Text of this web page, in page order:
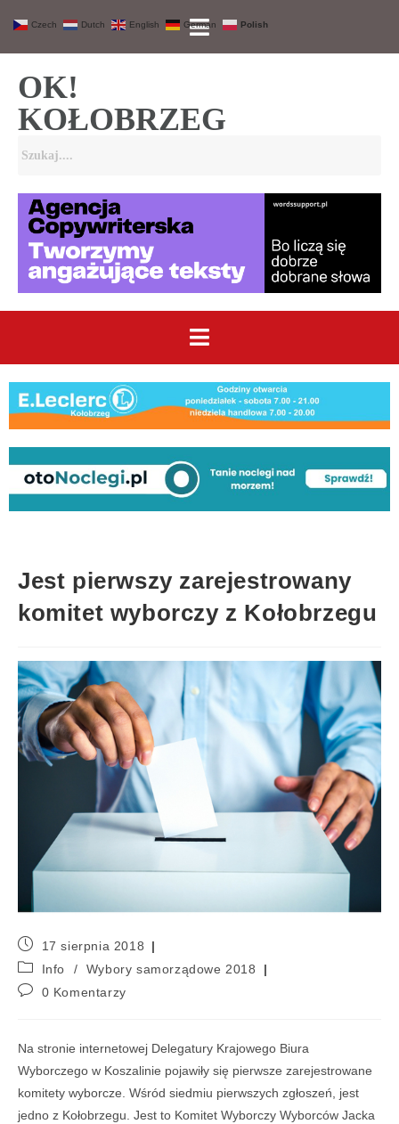
OK!
KOŁOBRZEG
Jest pierwszy zarejestrowany
komitet wyborczy z Kołobrzegu
17 sierpnia 2018
Info
/
Wybory samorządowe 2018
0 Komentarzy
Na stronie internetowej Delegatury Krajowego Biura
Wyborczego w Koszalinie pojawiły się pierwsze zarejestrowane
komitety wyborcze. Wśród siedmiu pierwszych zgłoszeń, jest
jedno z Kołobrzegu. Jest to Komitet Wyborczy Wyborców Jacka
Czech Dutch English German Polish